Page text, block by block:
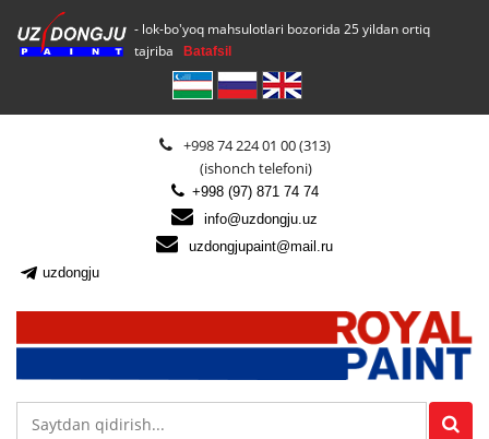
- lok-bo'yoq mahsulotlari bozorida 25 yildan ortiq
tajriba
Batafsil
+998 74 224 01 00 (313)
(ishonch telefoni)
+998 (97) 871 74 74
info@uzdongju.uz
uzdongjupaint@mail.ru
uzdongju